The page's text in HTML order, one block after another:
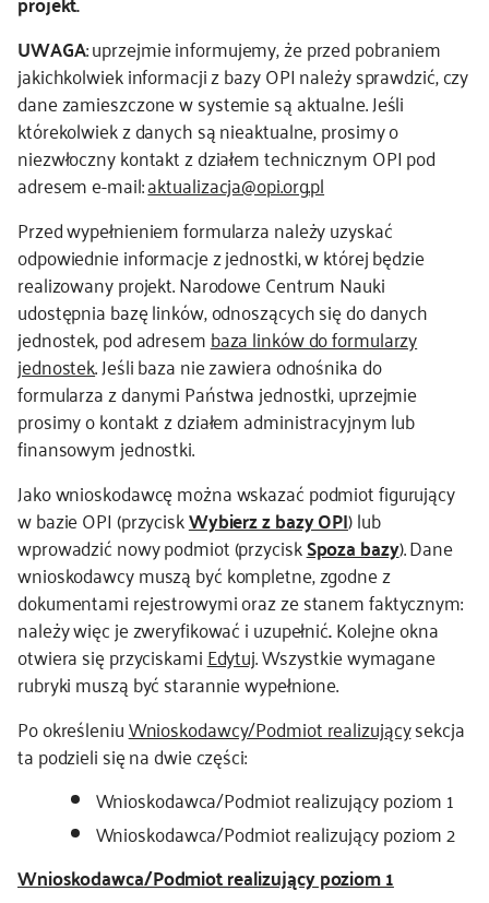
UWAGA: uprzejmie informujemy, że przed pobraniem
jakichkolwiek informacji z bazy OPI należy sprawdzić, czy
dane zamieszczone w systemie są aktualne. Jeśli
którekolwiek z danych są nieaktualne, prosimy o
niezwłoczny kontakt z działem technicznym OPI pod
adresem e-mail:aktualizacja@opi.org.pl
Przed wypełnieniem formularza należy uzyskać
odpowiednie informacje z jednostki, w której będzie
realizowany projekt. Narodowe Centrum Nauki
udostępnia bazę linków, odnoszących się do danych
jednostek, pod adresembaza linków do formularzy
jednostek. Jeśli baza nie zawiera odnośnika do
formularza z danymi Państwa jednostki, uprzejmie
prosimy o kontakt z działem administracyjnym lub
finansowym jednostki.
Jako wnioskodawcę można wskazać podmiot figurujący
w bazie OPI (przyciskWybierz z bazy OPI) lub
wprowadzić nowy podmiot (przyciskSpoza bazy). Dane
wnioskodawcy muszą być kompletne, zgodne z
dokumentami rejestrowymi oraz ze stanem faktycznym:
należy więc je zweryfikować i uzupełnić.Kolejne okna
otwiera się przyciskamiEdytuj. Wszystkie wymagane
rubryki muszą być starannie wypełnione.
Po określeniuWnioskodawcy/Podmiot realizującysekcja
ta podzieli się na dwie części:
Wnioskodawca/Podmiot realizujący poziom 1
Wnioskodawca/Podmiot realizujący poziom 2
Wnioskodawca/Podmiot realizujący poziom 1